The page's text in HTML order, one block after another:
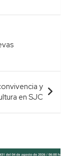
y
en SJC